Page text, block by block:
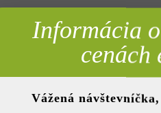
Informácia
cenách
Vážená